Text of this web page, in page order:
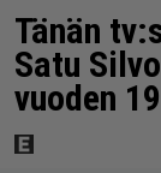
Tänän
Satu
vuoden